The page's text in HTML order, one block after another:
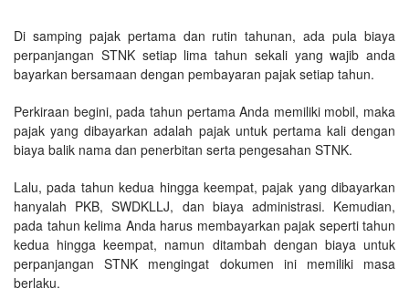
Di samping pajak pertama dan rutin tahunan, ada pula biaya
perpanjangan STNK setiap lima tahun sekali yang wajib anda
bayarkan bersamaan dengan pembayaran pajak setiap tahun.
Perkiraan begini, pada tahun pertama Anda memiliki mobil, maka
pajak yang dibayarkan adalah pajak untuk pertama kali dengan
biaya balik nama dan penerbitan serta pengesahan STNK.
Lalu, pada tahun kedua hingga keempat, pajak yang dibayarkan
hanyalah PKB, SWDKLLJ, dan biaya administrasi. Kemudian,
pada tahun kelima Anda harus membayarkan pajak seperti tahun
kedua hingga keempat, namun ditambah dengan biaya untuk
perpanjangan STNK mengingat dokumen ini memiliki masa
berlaku.